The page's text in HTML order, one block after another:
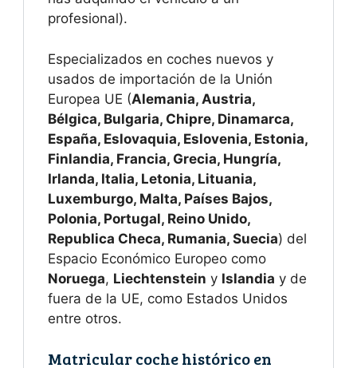
profesional).
Especializados en coches nuevos y
usados de importación de la Unión
Europea UE (Alemania, Austria,
Bélgica, Bulgaria, Chipre, Dinamarca,
España, Eslovaquia, Eslovenia, Estonia,
Finlandia, Francia, Grecia, Hungría,
Irlanda, Italia, Letonia, Lituania,
Luxemburgo, Malta, Países Bajos,
Polonia, Portugal, Reino Unido,
Republica Checa, Rumania, Suecia) del
Espacio Económico Europeo como
Noruega, Liechtenstein y Islandia y de
fuera de la UE, como Estados Unidos
entre otros.
Matricular coche histórico en